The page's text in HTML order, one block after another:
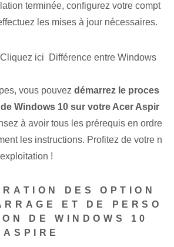
terminée, configurez votre compt
les mises à jour nécessaires.
ici Différence entre Windows
vous pouvez démarrez le proces
Windows 10 sur votre Acer Aspir
à avoir tous les prérequis en ordre
les instructions. Profitez de votre n
!
DES OPTION
ET DE PERSO
DE WINDOWS 10